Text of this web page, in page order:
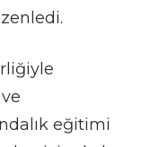
eğitimi